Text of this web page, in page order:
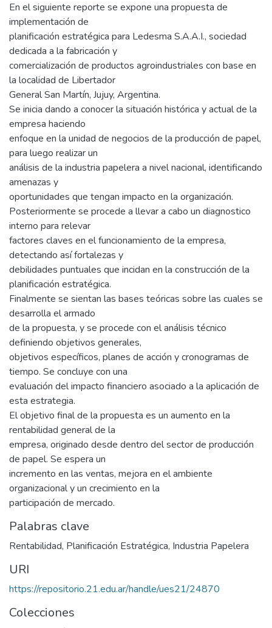
En el siguiente reporte se expone una propuesta de
implementación de
planificación estratégica para Ledesma S.A.A.I., sociedad
dedicada a la fabricación y
comercialización de productos agroindustriales con base en
la localidad de Libertador
General San Martín, Jujuy, Argentina.
Se inicia dando a conocer la situación histórica y actual de la
empresa haciendo
enfoque en la unidad de negocios de la producción de papel,
para luego realizar un
análisis de la industria papelera a nivel nacional, identificando
amenazas y
oportunidades que tengan impacto en la organización.
Posteriormente se procede a llevar a cabo un diagnostico
interno para relevar
factores claves en el funcionamiento de la empresa,
detectando así fortalezas y
debilidades puntuales que incidan en la construcción de la
planificación estratégica.
Finalmente se sientan las bases teóricas sobre las cuales se
desarrolla el armado
de la propuesta, y se procede con el análisis técnico
definiendo objetivos generales,
objetivos específicos, planes de acción y cronogramas de
tiempo. Se concluye con una
evaluación del impacto financiero asociado a la aplicación de
esta estrategia.
El objetivo final de la propuesta es un aumento en la
rentabilidad general de la
empresa, originado desde dentro del sector de producción
de papel. Se espera un
incremento en las ventas, mejora en el ambiente
organizacional y un crecimiento en la
participación de mercado.
Palabras clave
Rentabilidad, Planificación Estratégica, Industria Papelera
URI
https://repositorio.21.edu.ar/handle/ues21/24870
Colecciones